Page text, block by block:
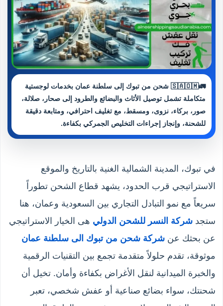
🚛🇸🇦🇴🇲 شحن من تبوك إلى سلطنة عمان بخدمات لوجستية
متكاملة تشمل توصيل الأثاث والبضائع والطرود إلى صحار، صلالة،
صور، بركاء، نزوى، ومسقط، مع تغليف احترافي، ومتابعة دقيقة
للشحنة، وإنجاز إجراءات التخليص الجمركي بكفاءة.
في تبوك، المدينة الشمالية الغنية بالتاريخ والموقع
الاستراتيجي قرب الحدود، يشهد قطاع الشحن تطوراً
سريعاً مع نمو التبادل التجاري بين السعودية وعمان، هنا
ستجد شركة النسر للشحن الدولي هى الخيار الاستراتيجي
عن بحثك عن شركة شحن من تبوك الى سلطنة عمان
موثوقة، تقدم حلولاً متقدمة تجمع بين التقنيات الرقمية
والخبرة الميدانية لنقل الأغراض بكفاءة وأمان. تخيل أن
شحنتك، سواء بضائع صناعية أو عفش شخصي، تعبر